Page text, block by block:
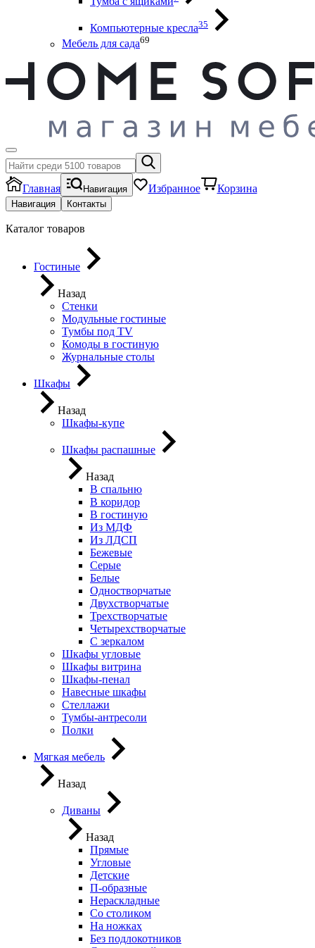
Компьютерные кресла35
Мебель для сада69
Главная Навигация Избранное Корзина
Навигация Контакты
Каталог товаров
Гостиные
Назад
Стенки
Модульные гостиные
Тумбы под ТV
Комоды в гостиную
Журнальные столы
Шкафы
Назад
Шкафы-купе
Шкафы распашные
Назад
В спальню
В коридор
В гостиную
Из МДФ
Из ЛДСП
Бежевые
Серые
Белые
Одностворчатые
Двухстворчатые
Трехстворчатые
Четырехстворчатые
С зеркалом
Шкафы угловые
Шкафы витрина
Шкафы-пенал
Навесные шкафы
Стеллажи
Тумбы-антресоли
Полки
Мягкая мебель
Назад
Диваны
Назад
Прямые
Угловые
Детские
П-образные
Нераскладные
Со столиком
На ножках
Без подлокотников